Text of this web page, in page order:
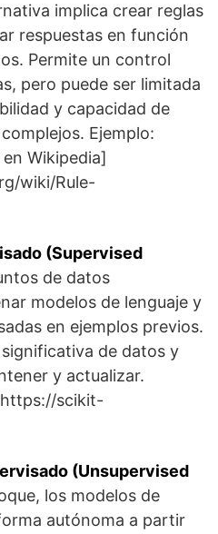
implica crear reglas
respuestas en función
Permite un control
pero puede ser limitada
y capacidad de
Ejemplo:
Wikipedia]
wiki/Rule-
(Supervised
de datos
modelos de lenguaje y
en ejemplos previos.
de datos y
y actualizar.
scikit-
(Unsupervised
los modelos de
autónoma a partir